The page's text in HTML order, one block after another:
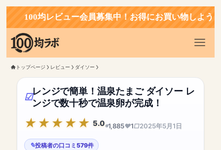
100均レビュー会員募集中！お得にお買い物しよう！
トップページ レビュー ダイソー
レンジで簡単！温泉たまご ダイソー レ
ンジで数十秒で温泉卵が完成！
5.0 1,885 1 2025年5月1日
投稿者の口コミ579件